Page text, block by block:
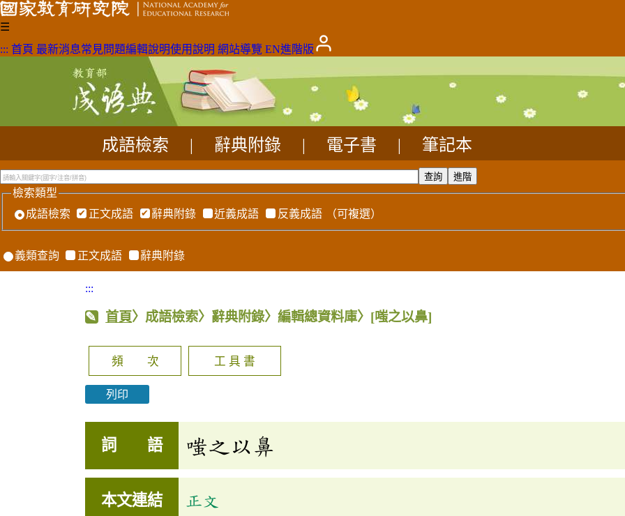
☰
::: 首頁 最新消息常見問題編輯說明使用說明 網站導覽 EN進階版
成語檢索 辭典附錄 電子書 筆記本
檢索類型
成語檢索
正文成語 辭典附錄 近義成語 反義成語 （可複選）
義類查詢 正文成語 辭典附錄
:::
首頁〉成語檢索〉辭典附錄〉編輯總資料庫〉 [嗤之以鼻]
頻 次 工 具 書
列印
詞 語 嗤之以鼻
本文連結 正文